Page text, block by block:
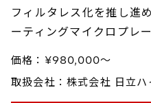
フィルタレス化を推し進
ーティングマイクロプレ
価格：¥980,000～
取扱会社：株式会社 日立ハ